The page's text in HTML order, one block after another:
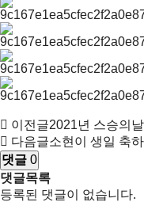
이전글2021년 스승의날
다음글소현이 생일 축하
댓글 0
댓글목록
등록된 댓글이 없습니다.